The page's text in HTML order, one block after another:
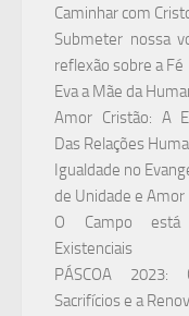
Caminhar com
Submeter nossa
reflexão sobre a Fé
Eva a Mãe da
Amor Cristão: A
Das Relações
Igualdade no
de Unidade e Amor
O Campo
Existenciais
PÁSCOA 2023:
Sacrifícios e a